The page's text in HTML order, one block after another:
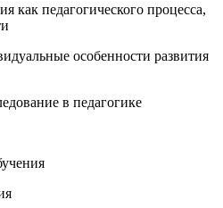
как педагогического процесса,
особенности развития
в педагогике